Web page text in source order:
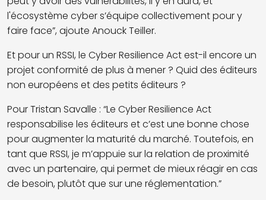
l'écosystème cyber s’équipe collectivement pour y
faire face”, ajoute Anouck Teiller.
Et pour un RSSI, le Cyber Resilience Act est-il encore un
projet conformité de plus à mener ? Quid des éditeurs
non européens et des petits éditeurs ?
Pour Tristan Savalle : “Le Cyber Resilience Act
responsabilise les éditeurs et c’est une bonne chose
pour augmenter la maturité du marché. Toutefois, en
tant que RSSI, je m’appuie sur la relation de proximité
avec un partenaire, qui permet de mieux réagir en cas
de besoin, plutôt que sur une réglementation.”